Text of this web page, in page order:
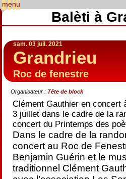
Balèti à
sam. 03 juil. 2021
Grandrieu
Roc de fenestre
Organisateur : Tête de block
Clément Gauthier en concert
3 juillet dans le cadre de la
concert du Printemps des
Dans le cadre de la
concert au Roc de
Benjamin Guérin et le
traditionnel Clément